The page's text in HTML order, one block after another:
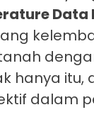
Data
hanya
dalam